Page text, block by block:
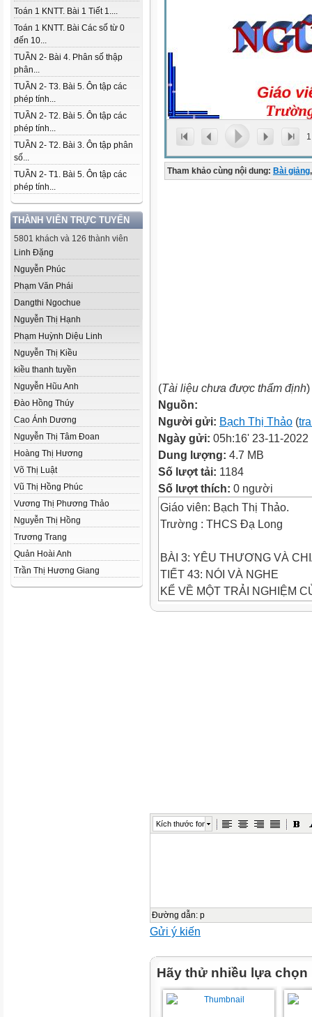
Toán 1 KNTT. Bài 1 Tiết 1....
Toán 1 KNTT. Bài Các số từ 0
đến 10...
TUẦN 2- Bài 4. Phân số thập
phân...
TUẦN 2- T3. Bài 5. Ôn tập các
phép tính...
TUẦN 2- T2. Bài 5. Ôn tập các
phép tính...
TUẦN 2- T2. Bài 3. Ôn tập phân
số...
TUẦN 2- T1. Bài 5. Ôn tập các
phép tính...
THÀNH VIÊN TRỰC TUYẾN
5801 khách và 126 thành viên
Linh Đặng
Nguyễn Phúc
Phạm Văn Phái
Dangthi Ngochue
Nguyễn Thị Hạnh
Phạm Huỳnh Diệu Linh
Nguyễn Thị Kiều
kiều thanh tuyền
Nguyễn Hũu Anh
Đào Hồng Thúy
Cao Ánh Dương
Nguyễn Thị Tâm Đoan
Hoàng Thị Hương
Võ Thị Luật
Vũ Thị Hồng Phúc
Vương Thị Phương Thảo
Nguyễn Thị Hồng
Trương Trang
Quản Hoài Anh
Trần Thị Hương Giang
1
Tham khảo cùng nội dung: Bài giảng,
(Tài liệu chưa được thẩm định)
Nguồn:
Người gửi: Bạch Thị Thảo (
Ngày gửi: 05h:16' 23-11-2022
Dung lượng: 4.7 MB
Số lượt tải: 1184
Số lượt thích: 0 người
Giáo viên: Bạch Thị Thảo.
Trường : THCS Đạ Long
BÀI 3: YÊU THƯƠNG VÀ
TIẾT 43: NÓI VÀ NGHE
KỂ VỀ MỘT TRẢI NGHIỆM
dung nói
NGHE
Trước khi nói
NGƯỜI
Kích thước font
Đường dẫn: p
Gửi ý kiến
Hãy thử nhiều lựa chọn